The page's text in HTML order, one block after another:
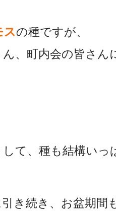
スの種ですが、
、町内会の皆さん
て、種も結構いっ
き続き、お盆期間